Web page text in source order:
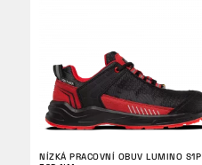
NÍZKÁ PRACOVNÍ OBUV LUMINO S1P